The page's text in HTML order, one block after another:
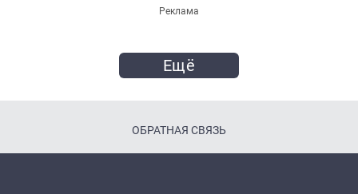
Реклама
Ещё
ОБРАТНАЯ СВЯЗЬ